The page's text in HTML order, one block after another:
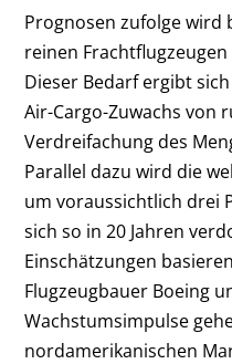
Prognosen zufolge wird
reinen Frachtflugzeugen
Dieser Bedarf ergibt
Air-Cargo-Zuwachs von
Verdreifachung des
Parallel dazu wird die
um voraussichtlich drei
sich so in 20 Jahren
Einschätzungen
Flugzeugbauer Boeing
Wachstumsimpulse
nordamerikanischen